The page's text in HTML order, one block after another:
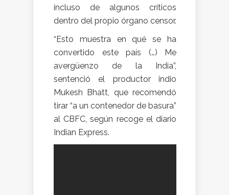
incluso de algunos críticos
dentro del propio órgano censor.
“Esto muestra en qué se ha
convertido este país (…) Me
avergüenzo de la India”,
sentenció el productor indio
Mukesh Bhatt, que recomendó
tirar “a un contenedor de basura”
al CBFC, según recoge el diario
Indian Express.